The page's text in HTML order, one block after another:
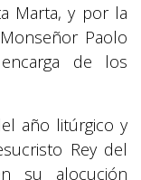
Marta, y por la
Paolo
de los
año litúrgico y
Rey del
su alocución